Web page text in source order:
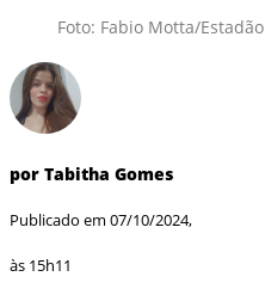
Foto: Fabio Motta/Estadão
por Tabitha Gomes
Publicado em 07/10/2024,
às 15h11